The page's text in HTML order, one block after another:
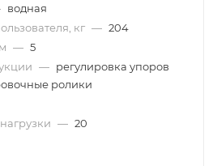
водная
кг — 204
— 5
— регулировка упоров
ролики
— 20